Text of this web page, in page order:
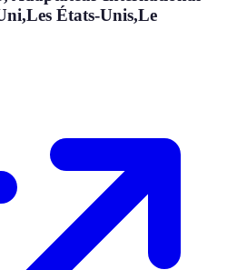
États-Unis,Le